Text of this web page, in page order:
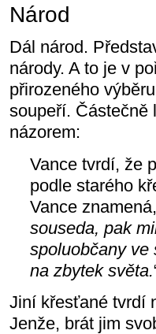
Národ
Dál národ.
národy. A to je v
přirozeného
soupeří. Částečně
názorem:
Vance tvrdí, že
podle starého
Vance
souseda, pak
spoluobčany ve
na zbytek světa.
Jiní křesťané tvrdí
Jenže, brát jim